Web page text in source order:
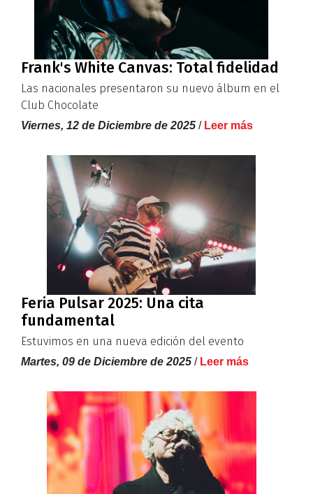
Frank's White Canvas: Total fidelidad
Las nacionales presentaron su nuevo álbum en el
Club Chocolate
Viernes, 12 de Diciembre de 2025 / Leer más
Feria Pulsar 2025: Una cita
fundamental
Estuvimos en una nueva edición del evento
Martes, 09 de Diciembre de 2025 / Leer más